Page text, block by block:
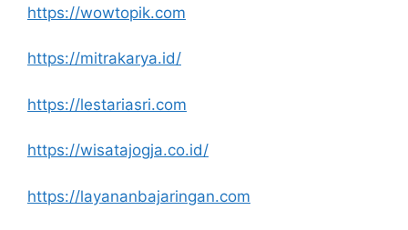
https://wowtopik.com
https://mitrakarya.id/
https://lestariasri.com
https://wisatajogja.co.id/
https://layananbajaringan.com